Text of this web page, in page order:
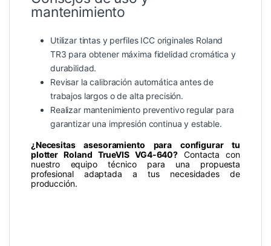
mantenimiento
Utilizar tintas y perfiles ICC originales Roland
TR3 para obtener máxima fidelidad cromática y
durabilidad.
Revisar la calibración automática antes de
trabajos largos o de alta precisión.
Realizar mantenimiento preventivo regular para
garantizar una impresión continua y estable.
¿Necesitas asesoramiento para configurar tu
plotter Roland TrueVIS VG4-640?Contacta con
nuestro equipo técnico para una propuesta
profesional adaptada a tus necesidades de
producción.